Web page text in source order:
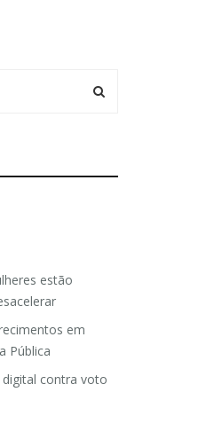
estão
em
Pública
digital contra voto